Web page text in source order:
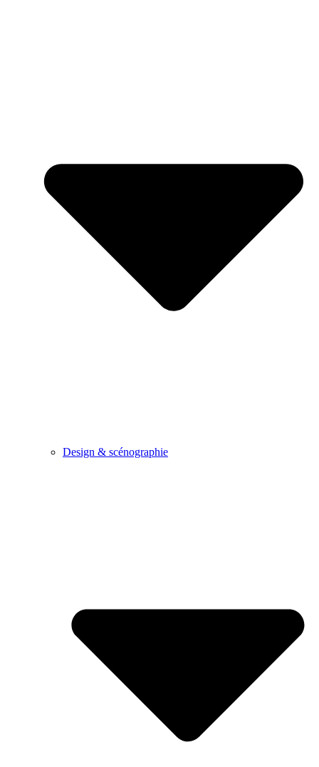
Design & scénographie